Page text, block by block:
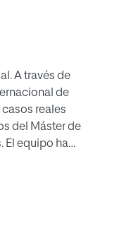
A través de
de
reales
del Máster de
El equipo ha
en la
esperamos